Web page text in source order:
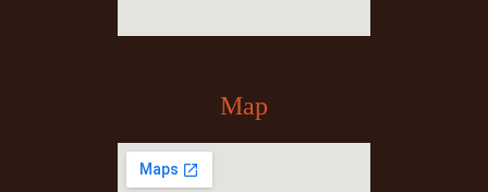
Map